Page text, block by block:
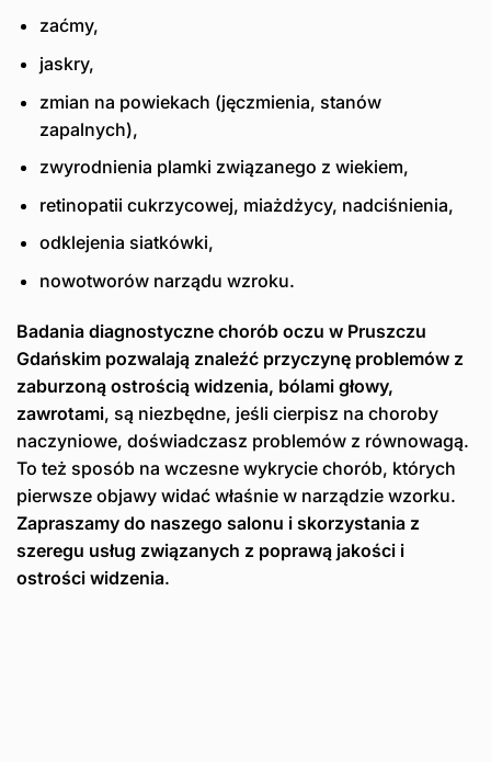
zaćmy,
jaskry,
zmian na powiekach (jęczmienia, stanów
zapalnych),
zwyrodnienia plamki związanego z wiekiem,
retinopatii cukrzycowej, miażdżycy, nadciśnienia,
odklejenia siatkówki,
nowotworów narządu wzroku.
Badania diagnostyczne chorób oczu w Pruszczu
Gdańskim pozwalają znaleźć przyczynę problemów z
zaburzoną ostrością widzenia, bólami głowy,
zawrotami, są niezbędne, jeśli cierpisz na choroby
naczyniowe, doświadczasz problemów z równowagą.
To też sposób na wczesne wykrycie chorób, których
pierwsze objawy widać właśnie w narządzie wzorku.
Zapraszamy do naszego salonu i skorzystania z
szeregu usług związanych z poprawą jakości i
ostrości widzenia.